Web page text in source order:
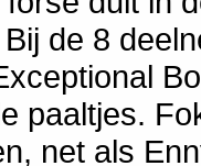
de 8
paaltjes.
net als